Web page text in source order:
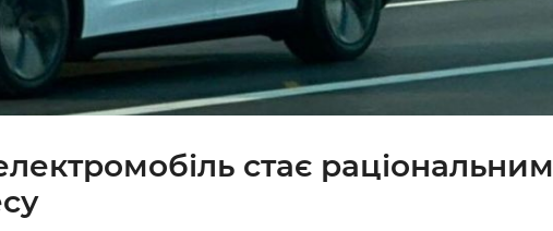
стає раціональним